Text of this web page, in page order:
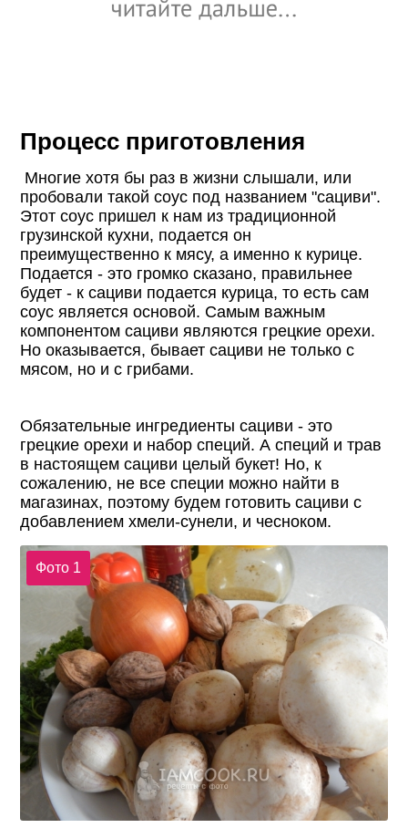
Процесс приготовления
Многие хотя бы раз в жизни слышали, или
пробовали такой соус под названием "сациви".
Этот соус пришел к нам из традиционной
грузинской кухни, подается он
преимущественно к мясу, а именно к курице.
Подается - это громко сказано, правильнее
будет - к сациви подается курица, то есть сам
соус является основой. Самым важным
компонентом сациви являются грецкие орехи.
Но оказывается, бывает сациви не только с
мясом, но и с грибами.
Обязательные ингредиенты сациви - это
грецкие орехи и набор специй. А специй и трав
в настоящем сациви целый букет! Но, к
сожалению, не все специи можно найти в
магазинах, поэтому будем готовить сациви с
добавлением хмели-сунели, и чесноком.
Фото 1